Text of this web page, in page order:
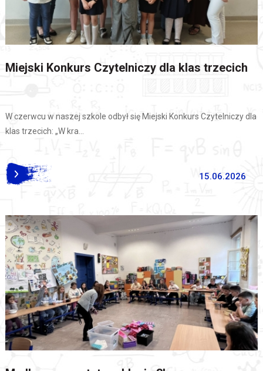
15.06.2026
Miejski Konkurs Czytelniczy dla klas trzecich
W czerwcu w naszej szkole odbył się Miejski Konkurs Czytelniczy dla
klas trzecich: „W kra...